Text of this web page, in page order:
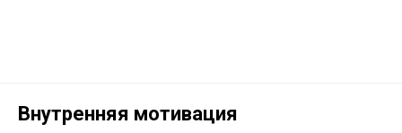
Внутренняя мотивация